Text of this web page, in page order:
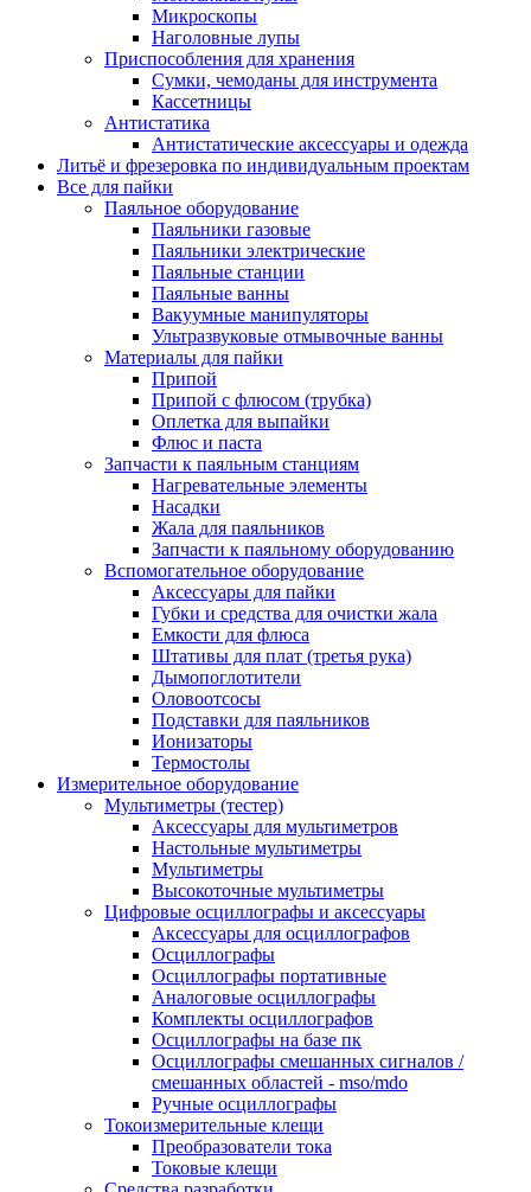
Микроскопы
Наголовные лупы
Приспособления для хранения
Сумки, чемоданы для инструмента
Кассетницы
Антистатика
Антистатические аксессуары и одежда
Литьё и фрезеровка по индивидуальным проектам
Все для пайки
Паяльное оборудование
Паяльники газовые
Паяльники электрические
Паяльные станции
Паяльные ванны
Вакуумные манипуляторы
Ультразвуковые отмывочные ванны
Материалы для пайки
Припой
Припой с флюсом (трубка)
Оплетка для выпайки
Флюс и паста
Запчасти к паяльным станциям
Нагревательные элементы
Насадки
Жала для паяльников
Запчасти к паяльному оборудованию
Вспомогательное оборудование
Аксессуары для пайки
Губки и средства для очистки жала
Емкости для флюса
Штативы для плат (третья рука)
Дымопоглотители
Оловоотсосы
Подставки для паяльников
Ионизаторы
Термостолы
Измерительное оборудование
Мультиметры (тестер)
Аксессуары для мультиметров
Настольные мультиметры
Мультиметры
Высокоточные мультиметры
Цифровые осциллографы и аксессуары
Аксессуары для осциллографов
Осциллографы
Осциллографы портативные
Аналоговые осциллографы
Комплекты осциллографов
Осциллографы на базе пк
Осциллографы смешанных сигналов /
смешанных областей - mso/mdo
Ручные осциллографы
Токоизмерительные клещи
Преобразователи тока
Токовые клещи